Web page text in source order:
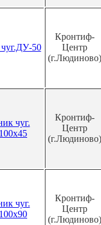
50
Кронтиф-
Центр
(г.Людиново)
чуг.
Кронтиф-
Центр
(г.Людиново)
чуг.
Кронтиф-
Центр
(г.Людиново)